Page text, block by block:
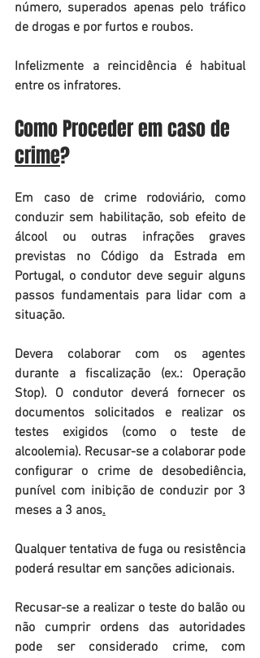
número, superados apenas pelo tráfico
de drogas e por furtos e roubos.
Infelizmente a reincidência é habitual
entre os infratores.
Como Proceder em caso de
crime?
Em caso de crime rodoviário, como
conduzir sem habilitação, sob efeito de
álcool ou outras infrações graves
previstas no Código da Estrada em
Portugal, o condutor deve seguir alguns
passos fundamentais para lidar com a
situação.
Devera colaborar com os agentes
durante a fiscalização (ex.: Operação
Stop). O condutor deverá fornecer os
documentos solicitados e realizar os
testes exigidos (como o teste de
alcoolemia). Recusar-se a colaborar pode
configurar o crime de desobediência,
punível com inibição de conduzir por 3
meses a 3 anos.
Qualquer tentativa de fuga ou resistência
poderá resultar em sanções adicionais.
Recusar-se a realizar o teste do balão ou
não cumprir ordens das autoridades
pode ser considerado crime, com